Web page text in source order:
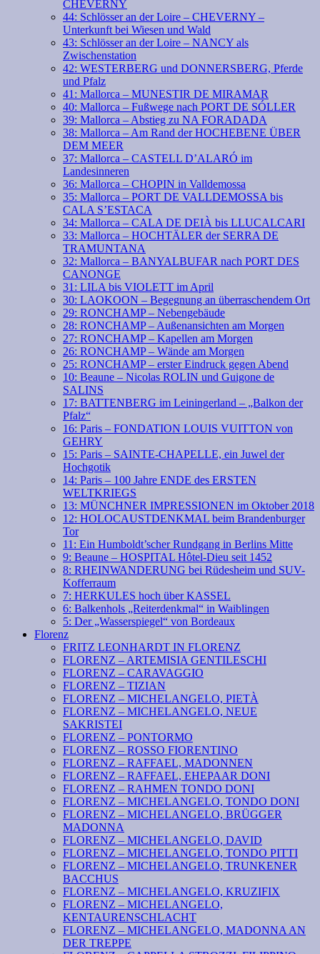
CHEVERNY
44: Schlösser an der Loire – CHEVERNY –
Unterkunft bei Wiesen und Wald
43: Schlösser an der Loire – NANCY als
Zwischenstation
42: WESTERBERG und DONNERSBERG, Pferde
und Pfalz
41: Mallorca – MUNESTIR DE MIRAMAR
40: Mallorca – Fußwege nach PORT DE SÓLLER
39: Mallorca – Abstieg zu NA FORADADA
38: Mallorca – Am Rand der HOCHEBENE ÜBER
DEM MEER
37: Mallorca – CASTELL D’ALARÓ im
Landesinneren
36: Mallorca – CHOPIN in Valldemossa
35: Mallorca – PORT DE VALLDEMOSSA bis
CALA S’ESTACA
34: Mallorca – CALA DE DEIÀ bis LLUCALCARI
33: Mallorca – HOCHTÄLER der SERRA DE
TRAMUNTANA
32: Mallorca – BANYALBUFAR nach PORT DES
CANONGE
31: LILA bis VIOLETT im April
30: LAOKOON – Begegnung an überraschendem Ort
29: RONCHAMP – Nebengebäude
28: RONCHAMP – Außenansichten am Morgen
27: RONCHAMP – Kapellen am Morgen
26: RONCHAMP – Wände am Morgen
25: RONCHAMP – erster Eindruck gegen Abend
10: Beaune – Nicolas ROLIN und Guigone de
SALINS
17: BATTENBERG im Leiningerland – „Balkon der
Pfalz“
16: Paris – FONDATION LOUIS VUITTON von
GEHRY
15: Paris – SAINTE-CHAPELLE, ein Juwel der
Hochgotik
14: Paris – 100 Jahre ENDE des ERSTEN
WELTKRIEGS
13: MÜNCHNER IMPRESSIONEN im Oktober 2018
12: HOLOCAUSTDENKMAL beim Brandenburger
Tor
11: Ein Humboldt’scher Rundgang in Berlins Mitte
9: Beaune – HOSPITAL Hôtel-Dieu seit 1452
8: RHEINWANDERUNG bei Rüdesheim und SUV-
Kofferraum
7: HERKULES hoch über KASSEL
6: Balkenhols „Reiterdenkmal“ in Waiblingen
5: Der „Wasserspiegel“ von Bordeaux
Florenz
FRITZ LEONHARDT IN FLORENZ
FLORENZ – ARTEMISIA GENTILESCHI
FLORENZ – CARAVAGGIO
FLORENZ – TIZIAN
FLORENZ – MICHELANGELO, PIETÀ
FLORENZ – MICHELANGELO, NEUE
SAKRISTEI
FLORENZ – PONTORMO
FLORENZ – ROSSO FIORENTINO
FLORENZ – RAFFAEL, MADONNEN
FLORENZ – RAFFAEL, EHEPAAR DONI
FLORENZ – RAHMEN TONDO DONI
FLORENZ – MICHELANGELO, TONDO DONI
FLORENZ – MICHELANGELO, BRÜGGER
MADONNA
FLORENZ – MICHELANGELO, DAVID
FLORENZ – MICHELANGELO, TONDO PITTI
FLORENZ – MICHELANGELO, TRUNKENER
BACCHUS
FLORENZ – MICHELANGELO, KRUZIFIX
FLORENZ – MICHELANGELO,
KENTAURENSCHLACHT
FLORENZ – MICHELANGELO, MADONNA AN
DER TREPPE